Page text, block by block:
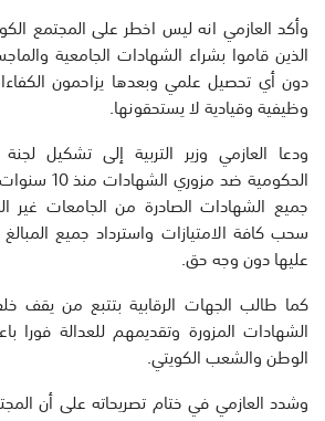
وأكد العازمي انه ليس اخطر على المجتمع
الذين قاموا بشراء الشهادات الجامعية
دون أي تحصيل علمي وبعدها يزاحمون
وظيفية وقيادية لا يستحقونها.
ودعا العازمي وزير التربية إلى تشكيل
الحكومية ضد
جميع الشهادات الصادرة من الجامعات غير
سحب كافة الامتيازات واسترداد جميع
عليها دون وجه حق.
كما طالب الجهات الرقابية بتتبع من يقف
الشهادات المزورة وتقديمهم للعدالة فورا
الوطن والشعب الكويتي.
وشدد العازمي في ختام تصريحاته على أن